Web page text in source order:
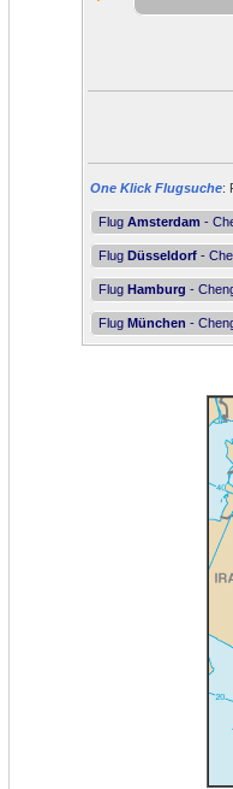
One Klick Flugsuche:
Flug Amsterdam -
Flug Düsseldorf -
Flug Hamburg -
Flug München -